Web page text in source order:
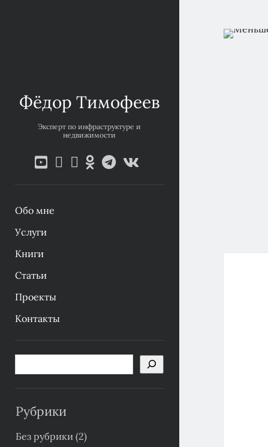
Фёдор Тимофеев
Эксперт по инфраструктуре и
недвижимости
youtube
emailphone
ok-
ru
telegram
Обо мне
Услуги
Книги
Статьи
Проекты
Контакты
Боковая
панель
Рубрики
Без рубрики(2)